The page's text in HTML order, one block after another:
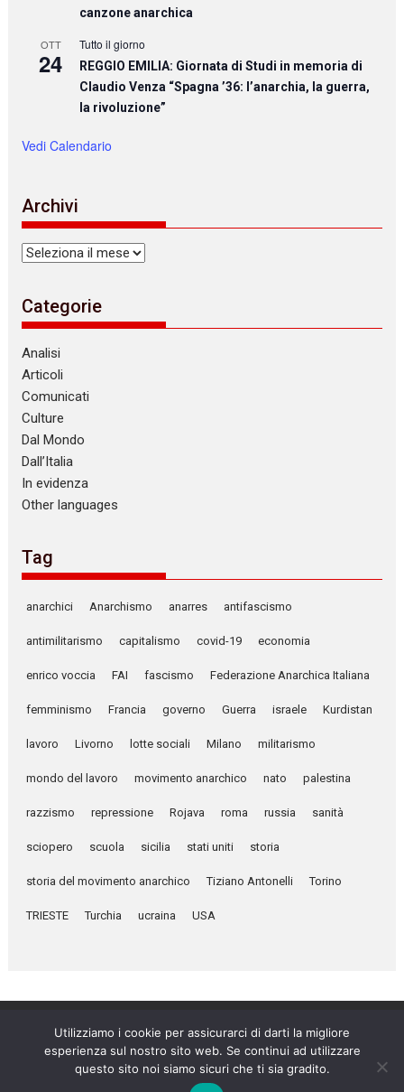
canzone anarchica
OTT
24
Tutto il giorno
REGGIO EMILIA: Giornata di Studi in memoria di
Claudio Venza “Spagna ’36: l’anarchia, la guerra,
la rivoluzione”
Vedi Calendario
Archivi
Archivi
Categorie
Analisi
Articoli
Comunicati
Culture
Dal Mondo
Dall’Italia
In evidenza
Other languages
Tag
anarchici Anarchismo anarres antifascismo
antimilitarismo capitalismo covid-19 economia
enrico voccia FAI fascismo Federazione Anarchica Italiana
femminismo Francia governo Guerra israele Kurdistan
lavoro Livorno lotte sociali Milano militarismo
mondo del lavoro movimento anarchico nato palestina
razzismo repressione Rojava roma russia sanità
sciopero scuola sicilia stati uniti storia
storia del movimento anarchico Tiziano Antonelli Torino
TRIESTE Turchia ucraina USA
Umanità Nova © 2026
Utilizziamo i cookie per assicurarci di darti la migliore
esperienza sul nostro sito web. Se continui ad utilizzare
questo sito noi siamo sicuri che ti sia gradito.